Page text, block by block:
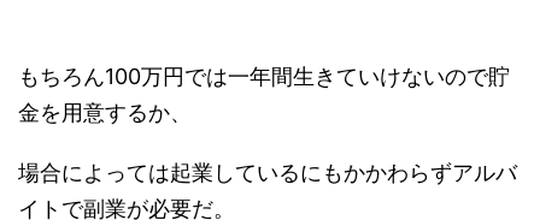
もちろん100万円では一年間生きていけないので貯
金を用意するか、
場合によっては起業しているにもかかわらずアルバ
イトで副業が必要だ。